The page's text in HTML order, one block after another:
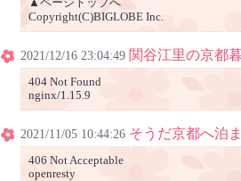
▲ページトップへ
Copyright(C)BIGLOBE Inc.
2021/12/16 23:04:49 関谷江里の京都
404 Not Found
nginx/1.15.9
2021/11/05 10:44:26 そうだ京都へ泊
406 Not Acceptable
openresty